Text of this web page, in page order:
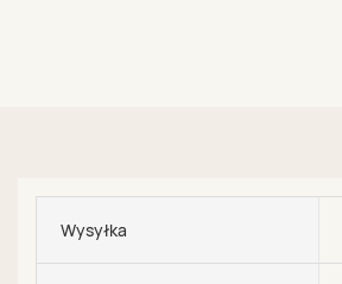
Wysyłka